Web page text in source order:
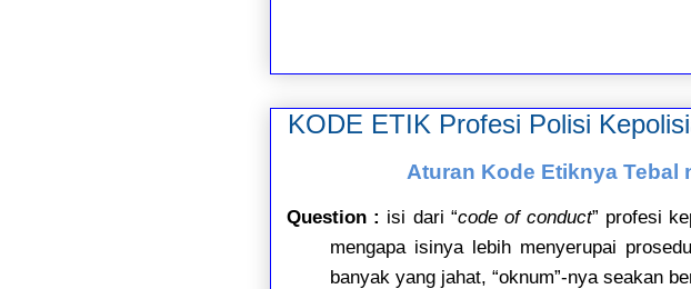
KODE ETIK Profesi Polisi
Aturan Kode Etiknya Tebal
Question : isi dari “code of conduct” profesi
mengapa isinya lebih menyerupai
banyak yang jahat, “oknum”-nya seakan